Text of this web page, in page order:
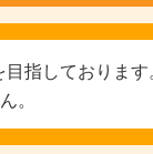
目指しております
。